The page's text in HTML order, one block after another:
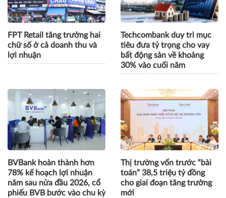
FPT Retail tăng trưởng hai
chữ số ở cả doanh thu và
lợi nhuận
Techcombank duy trì mục
tiêu đưa tỷ trọng cho vay
bất động sản về khoảng
30% vào cuối năm
BVBank hoàn thành hơn
78% kế hoạch lợi nhuận
năm sau nửa đầu 2026, cổ
phiếu BVB bước vào chu kỳ
Thị trường vốn trước “bài
toán” 38,5 triệu tỷ đồng
cho giai đoạn tăng trưởng
mới